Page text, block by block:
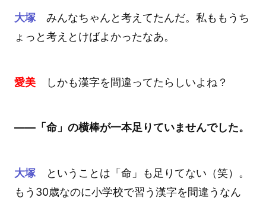
大塚みんなちゃんと考えてたんだ。私ももうち
ょっと考えとけばよかったなあ。
愛美しかも漢字を間違ってたらしいよね？
――「命」の横棒が一本足りていませんでした。
大塚ということは「命」も足りてない（笑）。
もう30歳なのに小学校で習う漢字を間違うなん